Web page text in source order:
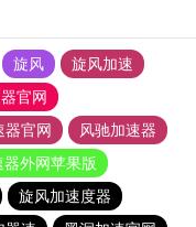
旋风
旋风加速
官网
器官网
风驰加速器
外网苹果版
旋风加速度器